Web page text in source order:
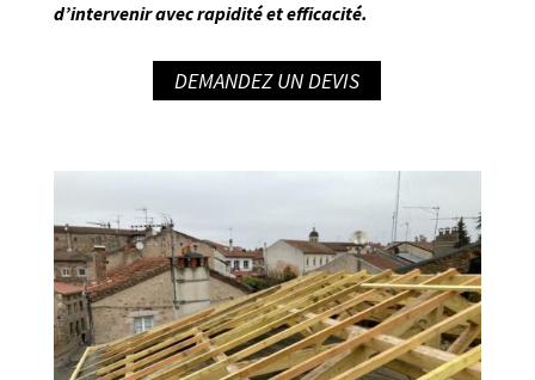
d’intervenir avec rapidité et efficacité.
DEMANDEZ UN DEVIS